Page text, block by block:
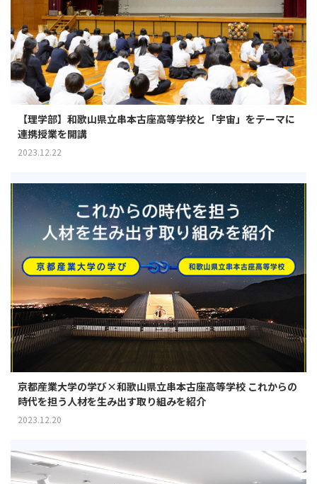
【理学部】和歌山県立串本古座高等学校と「宇宙」をテーマに
連携授業を開講
2023.12.22
京都産業大学の学び×和歌山県立串本古座高等学校 これからの
時代を担う人材を生み出す取り組みを紹介
2023.12.20